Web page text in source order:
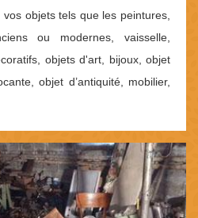
objets tels que les peintures,
ou modernes, vaisselle,
objets d'art, bijoux, objet
objet d’antiquité, mobilier,